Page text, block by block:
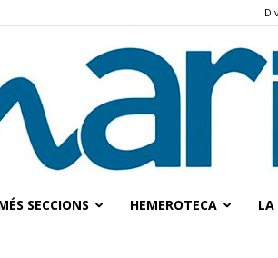
SECCIONS HEMEROTECA